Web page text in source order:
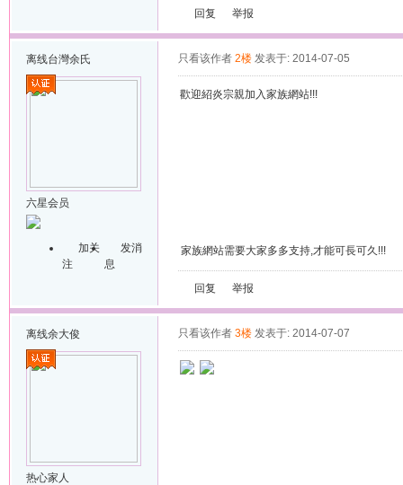
回复 举报
离线台灣余氏
六星会员
加关
注
发消
息
只看该作者 2楼 发表于: 2014-07-05
歡迎紹炎宗親加入家族網站!!!
家族網站需要大家多多支持,才能可長可久!!!
回复 举报
离线余大俊
热心家人
只看该作者 3楼 发表于: 2014-07-07